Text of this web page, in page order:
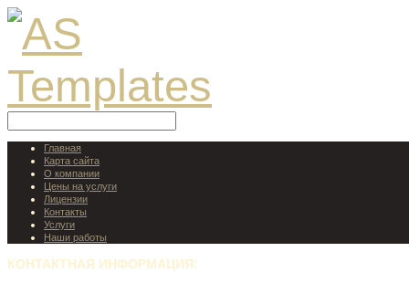
Главная
Карта сайта
О компании
Цены на услуги
Лицензии
Контакты
Услуги
Наши работы
КОНТАКТНАЯ ИНФОРМАЦИЯ: